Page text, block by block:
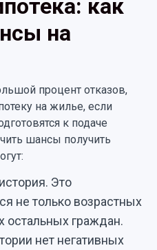
как
на
процент отказов,
на жилье, если
к подаче
шансы получить
Это
не только возрастных
остальных граждан.
нет негативных